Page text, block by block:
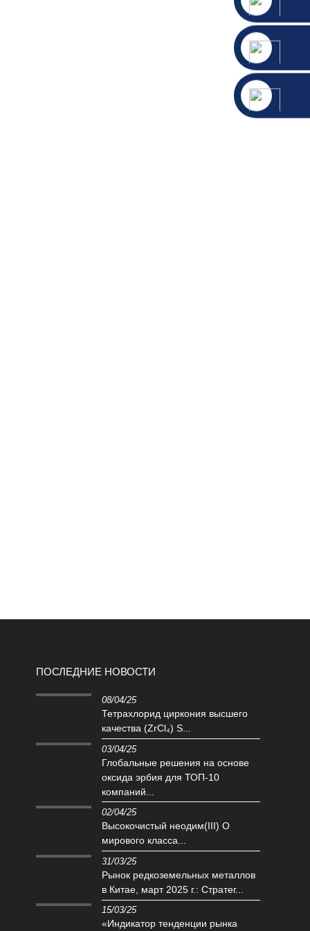
ПОСЛЕДНИЕ НОВОСТИ
08/04/25
Тетрахлорид циркония высшего
качества (ZrCl₄) S...
03/04/25
Глобальные решения на основе
оксида эрбия для ТОП-10
компаний...
02/04/25
Высокочистый неодим(III) O
мирового класса...
31/03/25
Рынок редкоземельных металлов
в Китае, март 2025 г.: Стратег...
15/03/25
«Индикатор тенденции рынка